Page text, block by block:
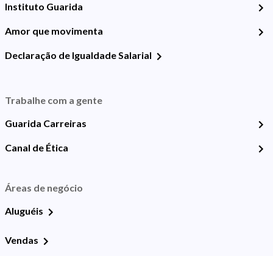
Instituto Guarida
Amor que movimenta
Declaração de Igualdade Salarial
Trabalhe com a gente
Guarida Carreiras
Canal de Ética
Áreas de negócio
Aluguéis
Vendas